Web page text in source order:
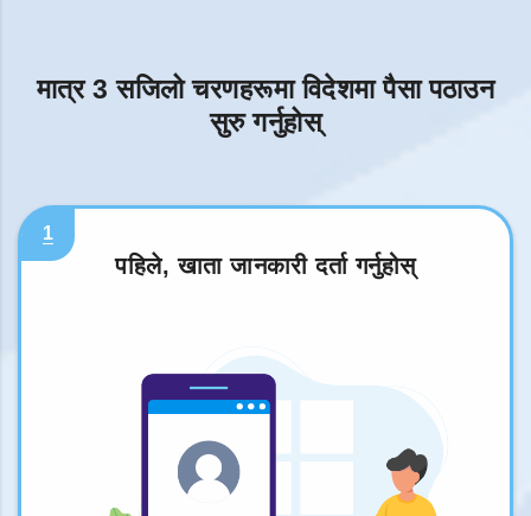
मात्र 3 सजिलो चरणहरूमा विदेशमा पैसा पठाउन
सुरु गर्नुहोस्
1
पहिले, खाता जानकारी दर्ता गर्नुहोस्